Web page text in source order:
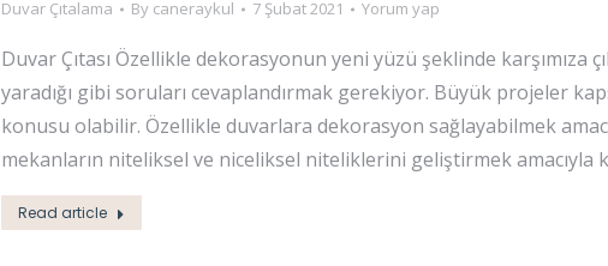
Duvar Çıtalama By caneraykul 7 Şubat 2021 Yorum yap
Duvar Çıtası Özellikle dekorasyonun yeni yüzü şeklinde karşımıza
yaradığı gibi soruları cevaplandırmak gerekiyor. Büyük projeler
konusu olabilir. Özellikle duvarlara dekorasyon sağlayabilmek
mekanların niteliksel ve niceliksel niteliklerini geliştirmek amacıyla
Read article